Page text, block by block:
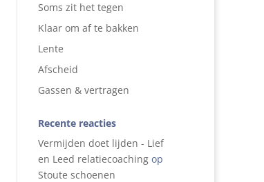
Soms zit het tegen
Klaar om af te bakken
Lente
Afscheid
Gassen & vertragen
Recente reacties
Vermijden doet lijden - Lief
en Leed relatiecoachingop
Stoute schoenen